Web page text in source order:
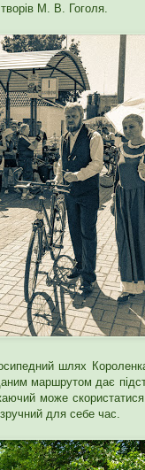
М. В. Гоголя.
шлях
даним маршрутом дає
може
для себе час.